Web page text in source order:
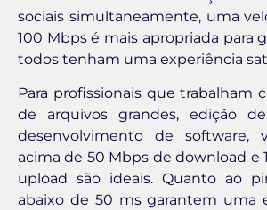
sociais simultaneamente, uma
100 Mbps é mais apropriada para
todos tenham uma experiência
Para profissionais que trabalham
de arquivos grandes, edição
desenvolvimento de software,
acima de 50 Mbps de download e
upload são ideais. Quanto ao
abaixo de 50 ms garantem uma